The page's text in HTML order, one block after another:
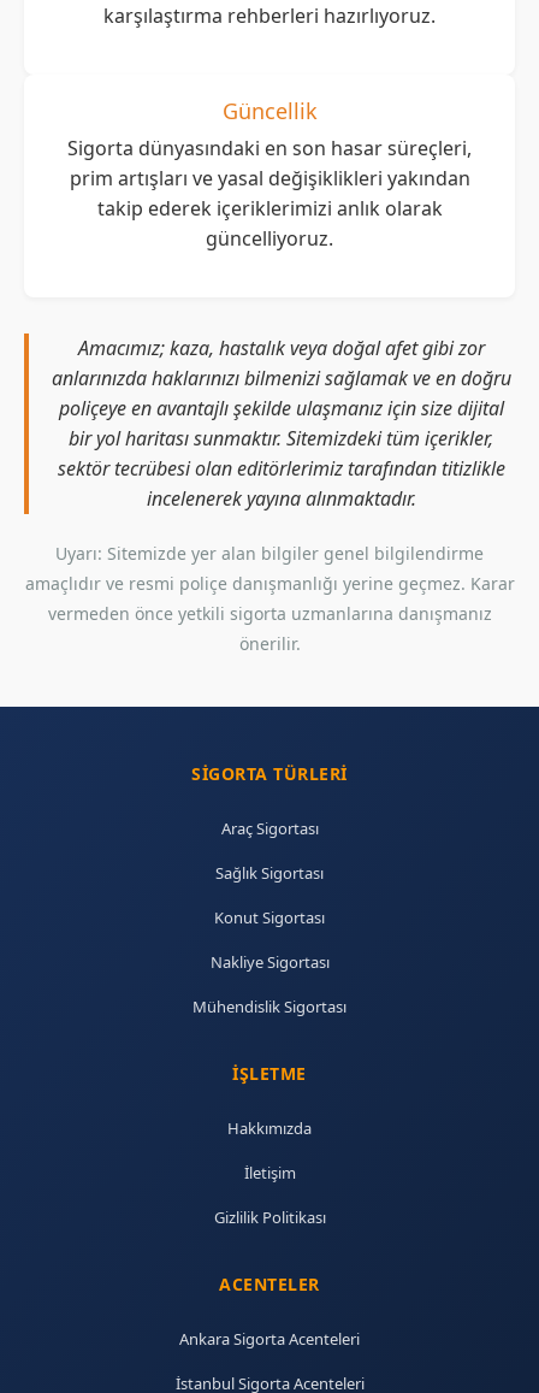
karşılaştırma rehberleri hazırlıyoruz.
Güncellik
Sigorta dünyasındaki en son hasar süreçleri,
prim artışları ve yasal değişiklikleri yakından
takip ederek içeriklerimizi anlık olarak
güncelliyoruz.
Amacımız; kaza, hastalık veya doğal afet gibi zor
anlarınızda haklarınızı bilmenizi sağlamak ve en doğru
poliçeye en avantajlı şekilde ulaşmanız için size dijital
bir yol haritası sunmaktır. Sitemizdeki tüm içerikler,
sektör tecrübesi olan editörlerimiz tarafından titizlikle
incelenerek yayına alınmaktadır.
Uyarı: Sitemizde yer alan bilgiler genel bilgilendirme
amaçlıdır ve resmi poliçe danışmanlığı yerine geçmez. Karar
vermeden önce yetkili sigorta uzmanlarına danışmanız
önerilir.
SIGORTA TÜRLERI
Araç Sigortası
Sağlık Sigortası
Konut Sigortası
Nakliye Sigortası
Mühendislik Sigortası
İŞLETME
Hakkımızda
İletişim
Gizlilik Politikası
ACENTELER
Ankara Sigorta Acenteleri
İstanbul Sigorta Acenteleri